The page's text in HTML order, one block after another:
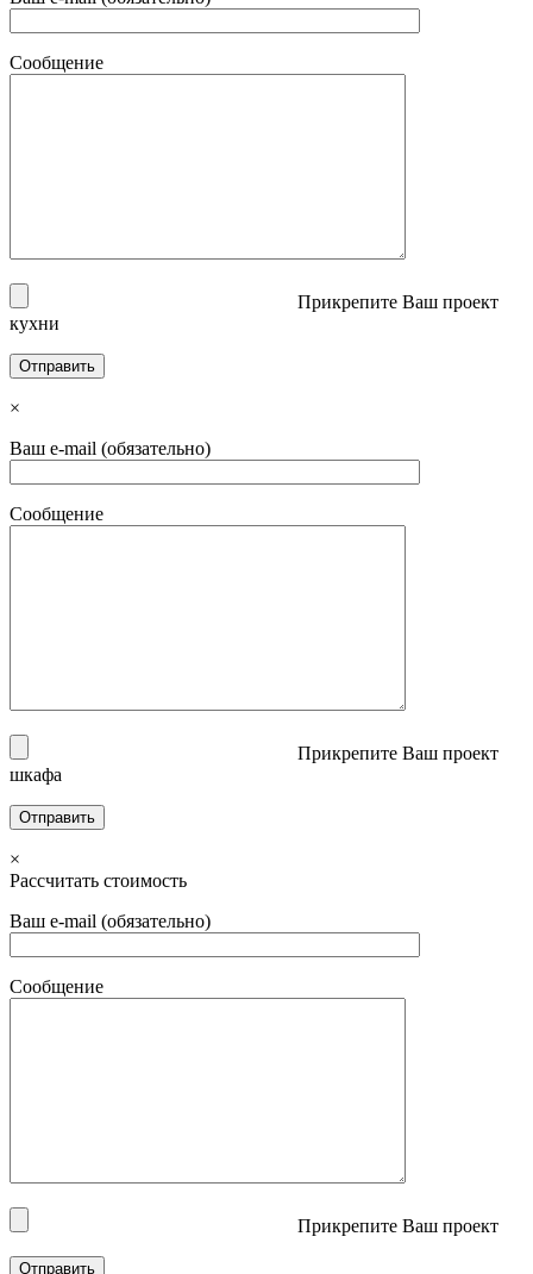
Сообщение
Прикрепите Ваш проект
кухни
×
Ваш e-mail (обязательно)
Сообщение
Прикрепите Ваш проект
шкафа
×
Рассчитать стоимость
Ваш e-mail (обязательно)
Сообщение
Прикрепите Ваш проект